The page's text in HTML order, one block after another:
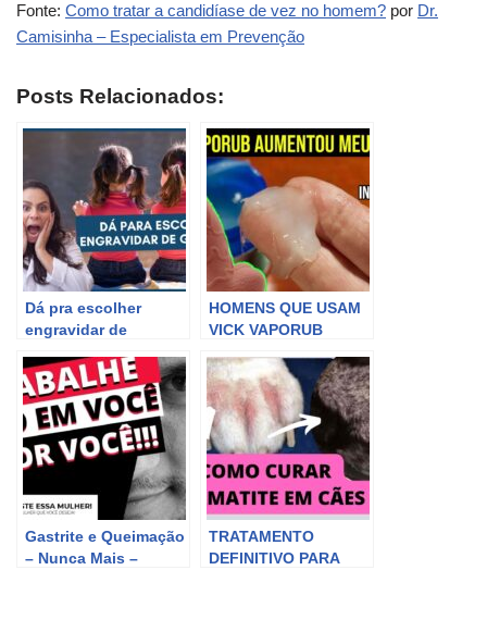
Fonte: Como tratar a candidíase de vez no homem? por Dr.
Camisinha – Especialista em Prevenção
Posts Relacionados:
Dá pra escolher
engravidar de
de La Rocque
HOMENS QUE USAM
VICK VAPORUB
ISSO Que Acontece
Com HOMENS QUE
USAM VICK VAPORUB
Gastrite e Queimação
– Nunca Mais –
TRATAMENTO
DEFINITIVO PARA